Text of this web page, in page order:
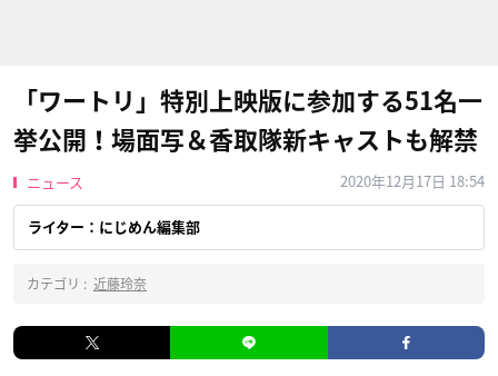
「ワートリ」特別上映版に参加する51名一
挙公開！場面写＆香取隊新キャストも解禁
ニュース 2020年12月17日 18:54
ライター：にじめん編集部
カテゴリ : 近藤玲奈